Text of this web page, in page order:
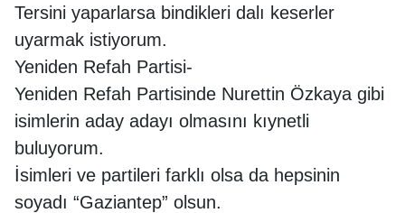
Tersini yaparlarsa bindikleri dalı keserler
uyarmak istiyorum.
Yeniden Refah Partisi-
Yeniden Refah Partisinde Nurettin Özkaya gibi
isimlerin aday adayı olmasını kıynetli
buluyorum.
İsimleri ve partileri farklı olsa da hepsinin
soyadı “Gaziantep” olsun.